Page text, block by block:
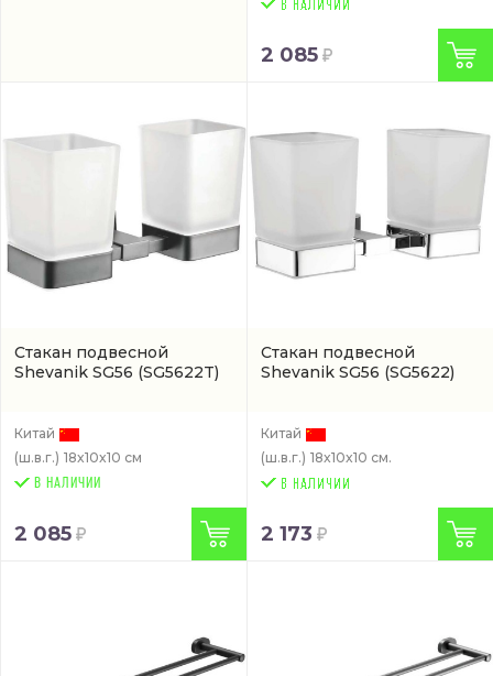
2 085
Стакан подвесной
Shevanik SG56 (SG5622T)
Китай
(ш.в.г.) 18x10x10 см
В НАЛИЧИИ
2 085
Стакан подвесной
Shevanik SG56 (SG5622)
Китай
(ш.в.г.) 18x10x10 см.
2 173